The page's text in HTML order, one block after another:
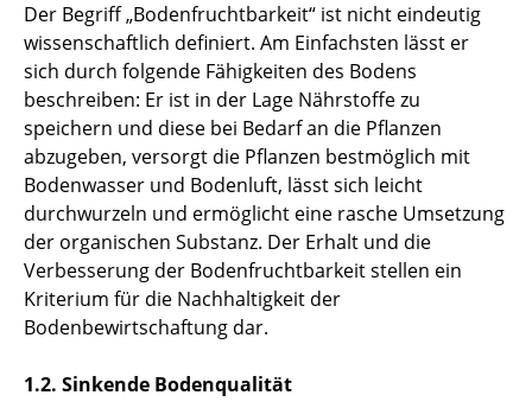
Der Begriff „Bodenfruchtbarkeit“ ist nicht eindeutig
wissenschaftlich definiert. Am Einfachsten lässt er
sich durch folgende Fähigkeiten des Bodens
beschreiben: Er ist in der Lage Nährstoffe zu
speichern und diese bei Bedarf an die Pflanzen
abzugeben, versorgt die Pflanzen bestmöglich mit
Bodenwasser und Bodenluft, lässt sich leicht
durchwurzeln und ermöglicht eine rasche Umsetzung
der organischen Substanz. Der Erhalt und die
Verbesserung der Bodenfruchtbarkeit stellen ein
Kriterium für die Nachhaltigkeit der
Bodenbewirtschaftung dar.
1.2. Sinkende Bodenqualität